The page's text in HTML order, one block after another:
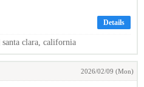
Details
santa clara, california
2026/02/09 (Mon)